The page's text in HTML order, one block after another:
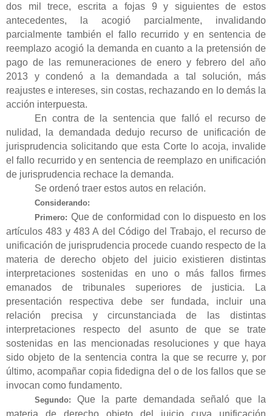
dos mil trece, escrita a fojas 9 y siguientes de estos
antecedentes, la acogió parcialmente, invalidando
parcialmente también el fallo recurrido y en sentencia de
reemplazo acogió la demanda en cuanto a la pretensión de
pago de las remuneraciones de enero y febrero del año
2013 y condenó a la demandada a tal solución, más
reajustes e intereses, sin costas, rechazando en lo demás la
acción interpuesta.
En contra de la sentencia que falló el recurso de
nulidad, la demandada dedujo recurso de unificación de
jurisprudencia solicitando que esta Corte lo acoja, invalide
el fallo recurrido y en sentencia de reemplazo en unificación
de jurisprudencia rechace la demanda.
Se ordenó traer estos autos en relación.
Considerando:
Primero: Que de conformidad con lo dispuesto en los
artículos 483 y 483 A del Código del Trabajo, el recurso de
unificación de jurisprudencia procede cuando respecto de la
materia de derecho objeto del juicio existieren distintas
interpretaciones sostenidas en uno o más fallos firmes
emanados de tribunales superiores de justicia. La
presentación respectiva debe ser fundada, incluir una
relación precisa y circunstanciada de las distintas
interpretaciones respecto del asunto de que se trate
sostenidas en las mencionadas resoluciones y que haya
sido objeto de la sentencia contra la que se recurre y, por
último, acompañar copia fidedigna del o de los fallos que se
invocan como fundamento.
Segundo:Que la parte demandada señaló que la
materia de derecho objeto del juicio cuya unificación